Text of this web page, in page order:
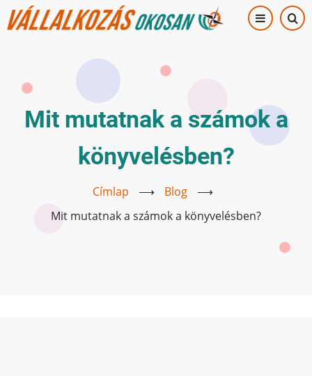
Ugrás
Mit mutatnak a számok a
könyvelésben?
Címlap ⟶ Blog
⟶
Mit mutatnak a számok a könyvelésben?